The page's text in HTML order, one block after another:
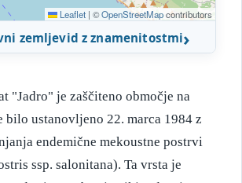
Leaflet | ©OpenStreetMapcontributors
zemljevid z znamenitostmi
"Jadro" je zaščiteno območje na
bilo ustanovljeno 22. marca 1984 z
endemične mekoustne postrvi
ssp. salonitana). Ta vrsta je